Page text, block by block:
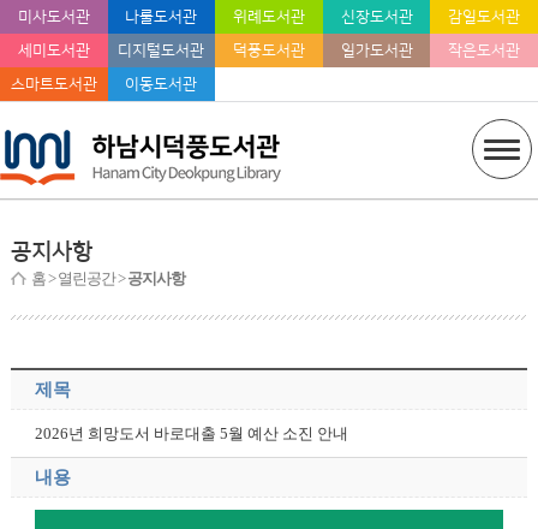
미사도서관 나룰도서관 위례도서관 신장도서관
감일도서관
세미도서관
디지털도서관 덕풍도서관 일가도서관
작은도서관
스마트도서관
이동도서관
공지사항
홈> 열린공간 >공지사항
제목
2026년 희망도서 바로대출 5월 예산 소진 안내
내용